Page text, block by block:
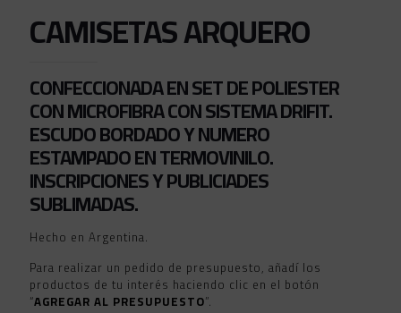
CAMISETAS ARQUERO
CONFECCIONADA EN SET DE POLIESTER
CON MICROFIBRA CON SISTEMA DRIFIT.
ESCUDO BORDADO Y NUMERO
ESTAMPADO EN TERMOVINILO.
INSCRIPCIONES Y PUBLICIADES
SUBLIMADAS.
Hecho en Argentina.
Para realizar un pedido de presupuesto, añadí los
productos de tu interés haciendo clic en el botón
“AGREGAR AL PRESUPUESTO”.